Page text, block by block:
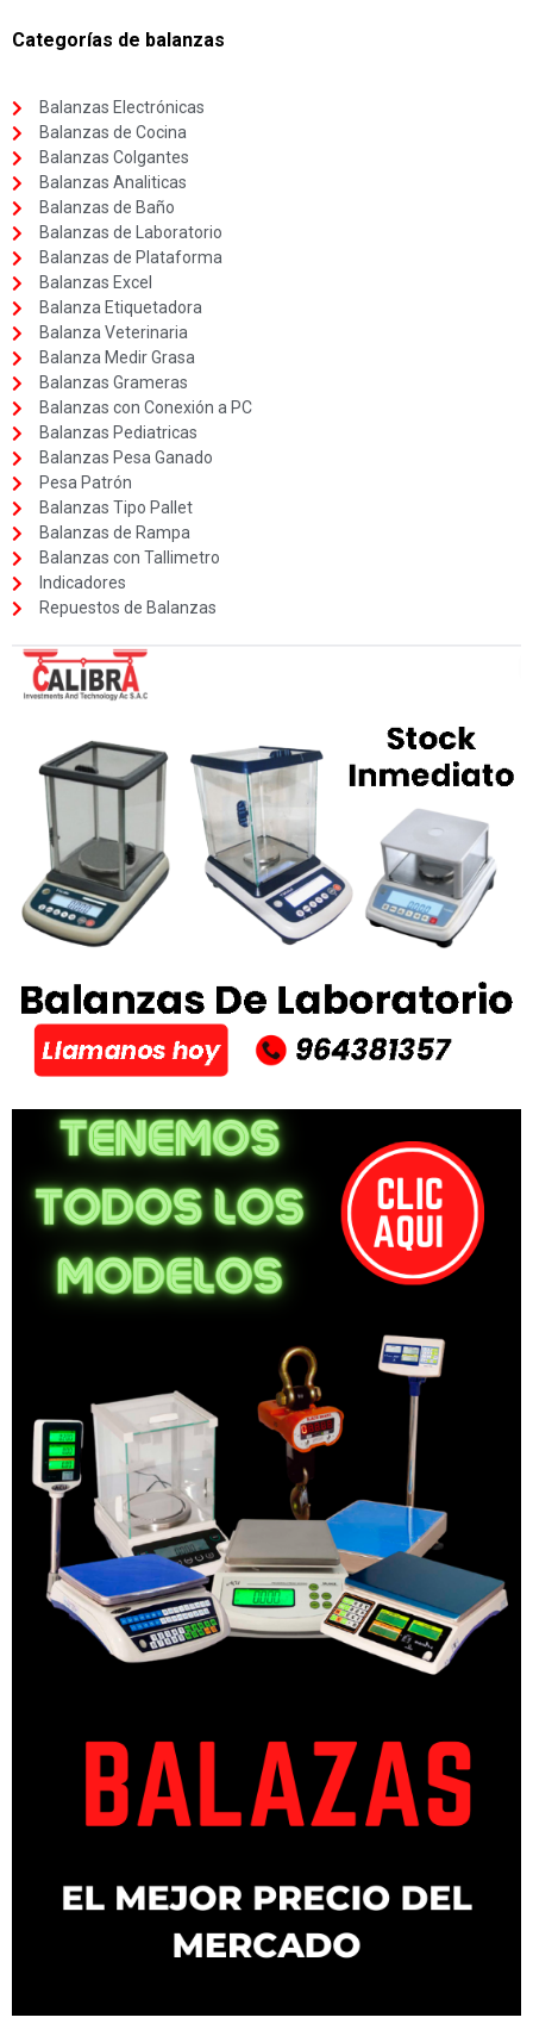
Categorías de balanzas
Balanzas Electrónicas
Balanzas de Cocina
Balanzas Colgantes
Balanzas Analiticas
Balanzas de Baño
Balanzas de Laboratorio
Balanzas de Plataforma
Balanzas Excel
Balanza Etiquetadora
Balanza Veterinaria
Balanza Medir Grasa
Balanzas Grameras
Balanzas con Conexión a PC
Balanzas Pediatricas
Balanzas Pesa Ganado
Pesa Patrón
Balanzas Tipo Pallet
Balanzas de Rampa
Balanzas con Tallimetro
Indicadores
Repuestos de Balanzas